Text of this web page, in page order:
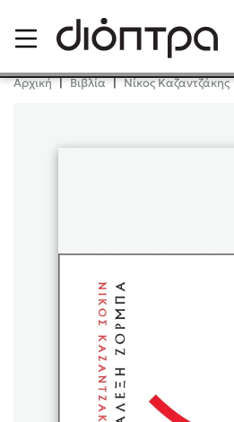
Δημοφιλή Βιβλία
Χάρης Πολίτης
Καθρέφτης
Αρχική | Βιβλία | Νίκος Καζαντζάκης